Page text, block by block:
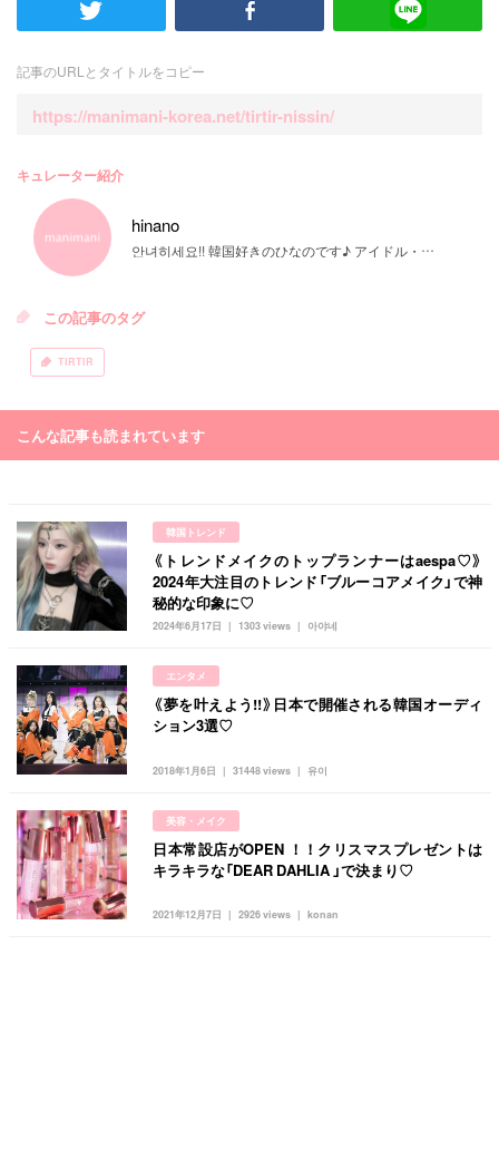
記事のURLとタイトルをコピー
https://manimani-korea.net/tirtir-nissin/
キュレーター紹介
hinano
안녀히세요!! 韓国好きのひなのです♪ アイドル・韓国料理・ファッション・コスメなどなど♡ 幅広く発信していきます！留学経験があるので留学についても詳しく書きますね(^▽^)/
この記事のタグ
TIRTIR
こんな記事も読まれています
韓国トレンド
2024年6月17日 아야네
1303 views
《トレンドメイクのトップランナーはaespa♡》
2024年大注目のトレンド「ブルーコアメイク」で神
秘的な印象に♡
エンタメ
2018年1月6日 유이
31448 views
《夢を叶えよう!!》日本で開催される韓国オーディ
ション3選♡
美容・メイク
2021年12月7日 konan
2926 views
日本常設店がOPEN ！！クリスマスプレゼントは
キラキラな「DEAR DAHLIA 」で決まり♡